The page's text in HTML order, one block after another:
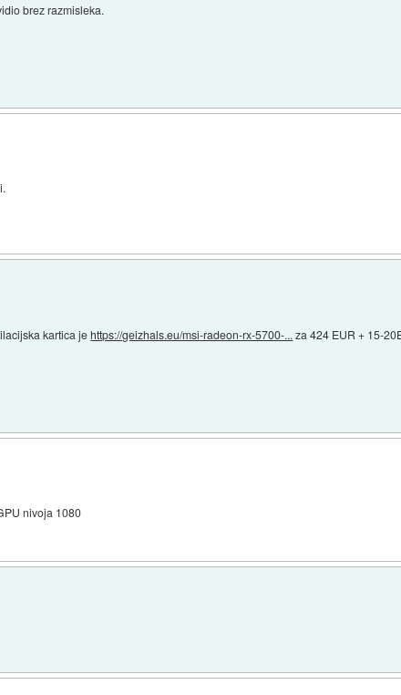
brez razmisleka.
kartica jehttps://geizhals.eu/msi-radeon-rx-5700-... za 424 EUR + 15-
nivoja 1080